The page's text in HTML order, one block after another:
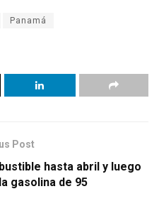
Panamá
Post
hasta abril y luego
gasolina de 95